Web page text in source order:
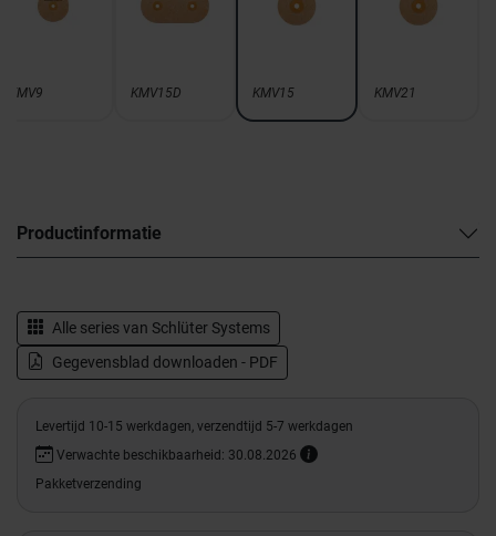
KMV9 KMV15D KMV15 KMV21
Productinformatie
Alle series van Schlüter Systems
Gegevensblad downloaden - PDF
Levertijd 10-15 werkdagen, verzendtijd 5-7 werkdagen
Verwachte beschikbaarheid: 30.08.2026
Pakketverzending